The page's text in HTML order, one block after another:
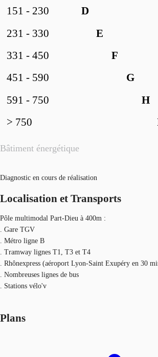
Bâtiment énergétique
D
151 - 230
E
231 - 330
F
331 - 450
G
451 - 590
H
591 - 750
> 750
Diagnostic en cours de réalisation
Localisation et Transports
Pôle multimodal Part-Dieu à 400m :
. Gare TGV
. Métro ligne B
. Tramway lignes T1, T3 et T4
. Rhônexpress (aéroport Lyon-Saint Exupéry en 30
. Nombreuses lignes de bus
. Stations vélo'v
Plans